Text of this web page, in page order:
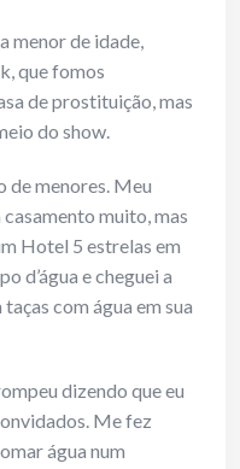
menor de idade,
que fomos
de prostituição, mas
do show.
de menores. Meu
muito, mas
Hotel 5 estrelas em
d’água e cheguei a
com água em sua
dizendo que eu
Me fez
água num